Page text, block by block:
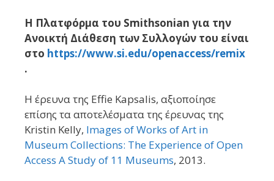
Η Πλατφόρμα του Smithsonian για την
Ανοικτή Διάθεση των Συλλογών του είναι
στο https://www.si.edu/openaccess/remix
.
Η έρευνα της Effie Kapsalis, αξιοποίησε
επίσης τα αποτελέσματα της έρευνας της
Kristin Kelly, Images of Works of Art in
Museum Collections: The Experience of Open
Access A Study of 11 Museums, 2013.